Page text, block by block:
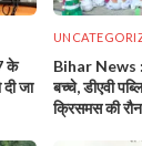
के
जा
Bihar News :
बच्चे, डीएवी
क्रिसमस की